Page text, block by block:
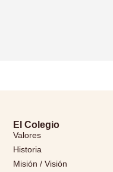
El Colegio
Valores
Historia
Misión / Visión